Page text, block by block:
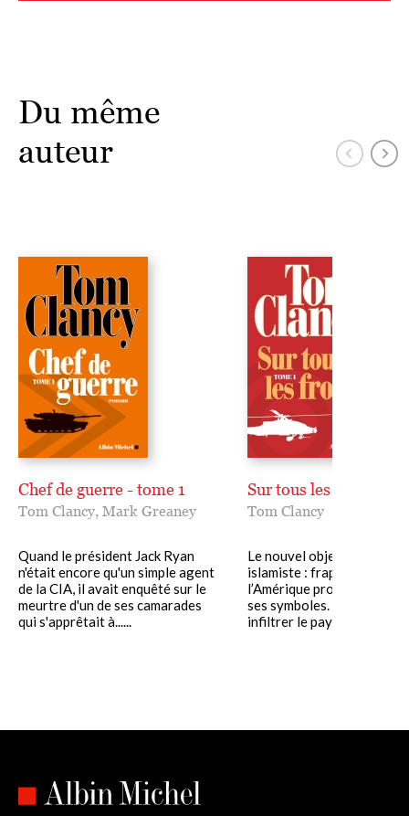
Du même
auteur
Chef de guerre - tome 1
Tom Clancy, Mark Greaney
Quand le président Jack Ryan
n'était encore qu'un simple agent
de la CIA, il avait enquêté sur le
meurtre d'un de ses camarades
qui s'apprêtait à......
Sur tous les fronts -
Tom Clancy
Le nouvel objectif du
islamiste : frapper au cœur
l’Amérique profonde
ses symboles. Et pour
infiltrer le pays, un allié